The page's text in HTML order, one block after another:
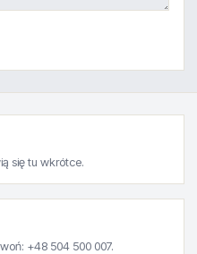
się tu wkrótce.
+48 504 500 007.